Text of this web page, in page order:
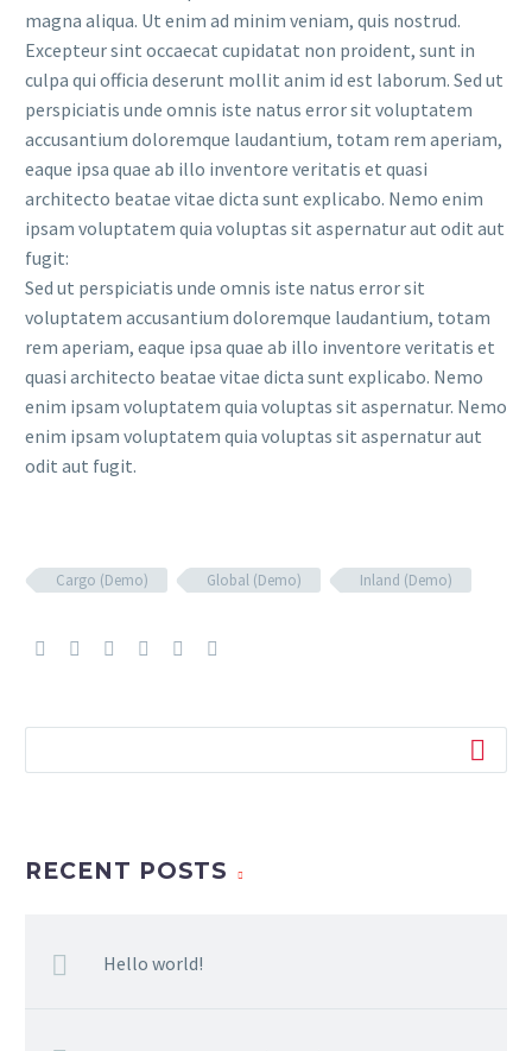
magna aliqua. Ut enim ad minim veniam, quis nostrud.
Excepteur sint occaecat cupidatat non proident, sunt in
culpa qui officia deserunt mollit anim id est laborum. Sed ut
perspiciatis unde omnis iste natus error sit voluptatem
accusantium doloremque laudantium, totam rem aperiam,
eaque ipsa quae ab illo inventore veritatis et quasi
architecto beatae vitae dicta sunt explicabo. Nemo enim
ipsam voluptatem quia voluptas sit aspernatur aut odit aut
fugit:
Sed ut perspiciatis unde omnis iste natus error sit
voluptatem accusantium doloremque laudantium, totam
rem aperiam, eaque ipsa quae ab illo inventore veritatis et
quasi architecto beatae vitae dicta sunt explicabo. Nemo
enim ipsam voluptatem quia voluptas sit aspernatur. Nemo
enim ipsam voluptatem quia voluptas sit aspernatur aut
odit aut fugit.
Cargo (Demo) Global (Demo) Inland (Demo)
RECENT POSTS
Hello world!